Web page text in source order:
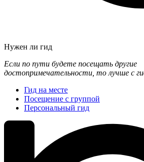
Нужен ли гид
Если по пути будете посещать другие
достопримечательности, то лучше с
Гид на месте
Посещение с группой
Персональный гид